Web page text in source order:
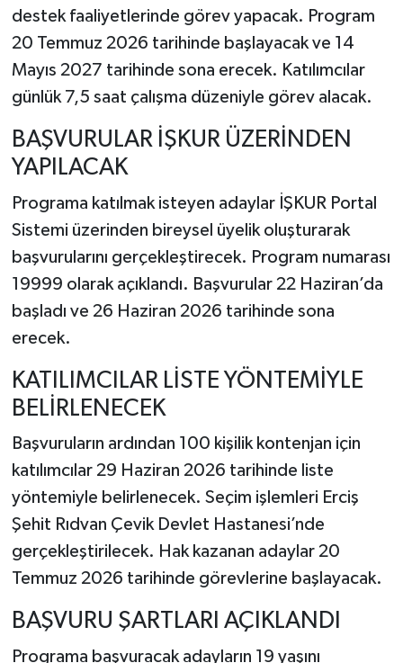
destek faaliyetlerinde görev yapacak. Program
20 Temmuz 2026 tarihinde başlayacak ve 14
Mayıs 2027 tarihinde sona erecek. Katılımcılar
günlük 7,5 saat çalışma düzeniyle görev alacak.
BAŞVURULAR İŞKUR ÜZERİNDEN
YAPILACAK
Programa katılmak isteyen adaylar İŞKUR Portal
Sistemi üzerinden bireysel üyelik oluşturarak
başvurularını gerçekleştirecek. Program numarası
19999 olarak açıklandı. Başvurular 22 Haziran’da
başladı ve 26 Haziran 2026 tarihinde sona
erecek.
KATILIMCILAR LİSTE YÖNTEMİYLE
BELİRLENECEK
Başvuruların ardından 100 kişilik kontenjan için
katılımcılar 29 Haziran 2026 tarihinde liste
yöntemiyle belirlenecek. Seçim işlemleri Erciş
Şehit Rıdvan Çevik Devlet Hastanesi’nde
gerçekleştirilecek. Hak kazanan adaylar 20
Temmuz 2026 tarihinde görevlerine başlayacak.
BAŞVURU ŞARTLARI AÇIKLANDI
Programa başvuracak adayların 19 yaşını